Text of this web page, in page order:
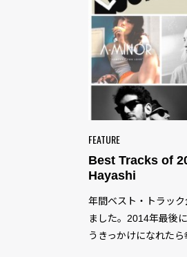
FEATURE
Best Tracks of
Hayashi
年間ベスト・トラッ
ました。2014年最後
うきっかけになれたら